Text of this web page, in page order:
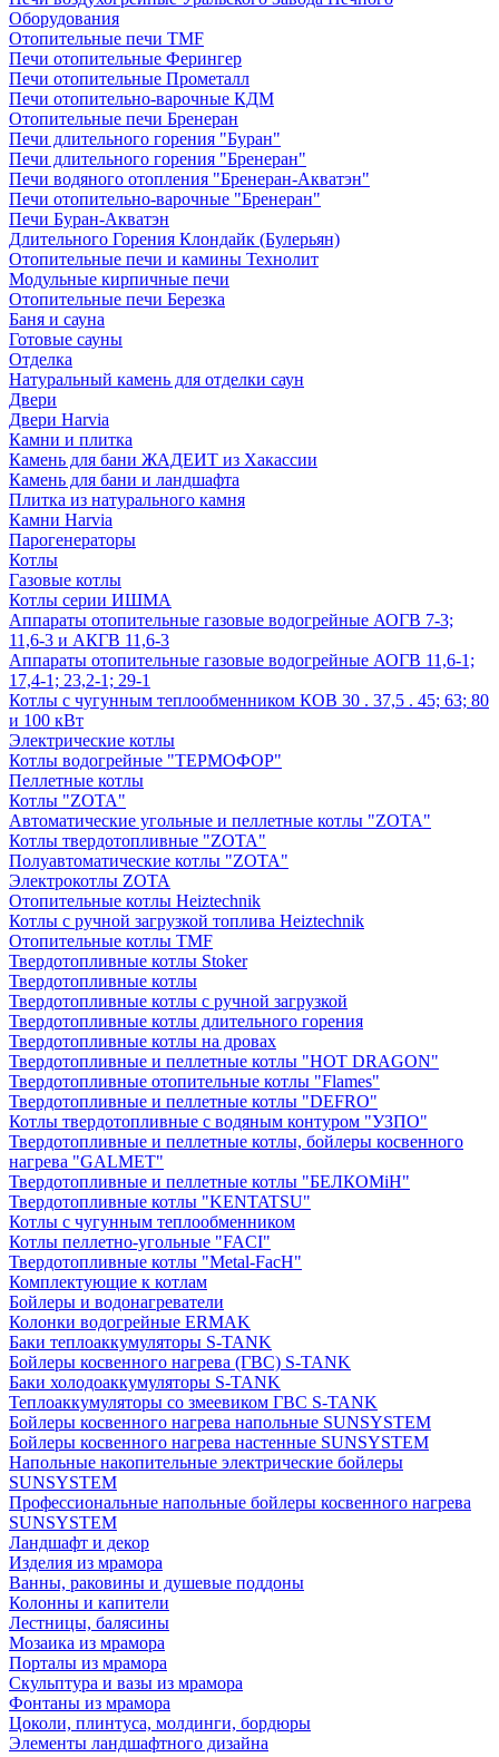
Оборудования
Отопительные печи TMF
Печи отопительные Ферингер
Печи отопительные Прометалл
Печи отопительно-варочные КДМ
Отопительные печи Бренеран
Печи длительного горения "Буран"
Печи длительного горения "Бренеран"
Печи водяного отопления "Бренеран-Акватэн"
Печи отопительно-варочные "Бренеран"
Печи Буран-Акватэн
Длительного Горения Клондайк (Булерьян)
Отопительные печи и камины Технолит
Модульные кирпичные печи
Отопительные печи Березка
Баня и сауна
Готовые сауны
Отделка
Натуральный камень для отделки саун
Двери
Двери Harvia
Камни и плитка
Камень для бани ЖАДЕИТ из Хакассии
Камень для бани и ландшафта
Плитка из натурального камня
Камни Harvia
Парогенераторы
Котлы
Газовые котлы
Котлы серии ИШМА
Аппараты отопительные газовые водогрейные АОГВ 7-3;
11,6-3 и АКГВ 11,6-3
Аппараты отопительные газовые водогрейные АОГВ 11,6-1;
17,4-1; 23,2-1; 29-1
Котлы с чугунным теплообменником КОВ 30 . 37,5 . 45; 63; 80
и 100 кВт
Электрические котлы
Котлы водогрейные "ТЕРМОФОР"
Пеллетные котлы
Котлы "ZOTA"
Автоматические угольные и пеллетные котлы "ZOTA"
Котлы твердотопливные "ZOTA"
Полуавтоматические котлы "ZOTA"
Электрокотлы ZOTA
Отопительные котлы Heiztechnik
Котлы с ручной загрузкой топлива Heiztechnik
Отопительные котлы TMF
Твердотопливные котлы Stoker
Твердотопливные котлы
Твердотопливные котлы с ручной загрузкой
Твердотопливные котлы длительного горения
Твердотопливные котлы на дровах
Твердотопливные и пеллетные котлы "HOT DRAGON"
Твердотопливные отопительные котлы "Flames"
Твердотопливные и пеллетные котлы "DEFRO"
Котлы твердотопливные с водяным контуром "УЗПО"
Твердотопливные и пеллетные котлы, бойлеры косвенного
нагрева "GALMET"
Твердотопливные и пеллетные котлы "БЕЛКОМiН"
Твердотопливные котлы "KENTATSU"
Котлы с чугунным теплообменником
Котлы пеллетно-угольные "FACI"
Твердотопливные котлы "Metal-FacH"
Комплектующие к котлам
Бойлеры и водонагреватели
Колонки водогрейные ERMAK
Баки теплоаккумуляторы S-TANK
Бойлеры косвенного нагрева (ГВС) S-TANK
Баки холодоаккумуляторы S-TANK
Теплоаккумуляторы со змеевиком ГВС S-TANK
Бойлеры косвенного нагрева напольные SUNSYSTEM
Бойлеры косвенного нагрева настенные SUNSYSTEM
Напольные накопительные электрические бойлеры
SUNSYSTEM
Профессиональные напольные бойлеры косвенного нагрева
SUNSYSTEM
Ландшафт и декор
Изделия из мрамора
Ванны, раковины и душевые поддоны
Колонны и капители
Лестницы, балясины
Мозаика из мрамора
Порталы из мрамора
Скульптура и вазы из мрамора
Фонтаны из мрамора
Цоколи, плинтуса, молдинги, бордюры
Элементы ландшафтного дизайна